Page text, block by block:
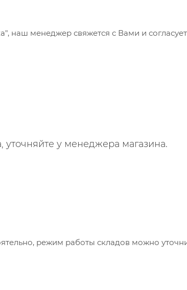
наш менеджер свяжется с Вами и
уточняйте у менеджера магазина.